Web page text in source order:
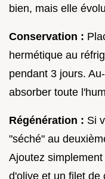
bien, mais elle
Conservation :
hermétique au
pendant 3 jours.
absorber toute
Régénération : Si
"séché" au
Ajoutez
d'olive et un filet de